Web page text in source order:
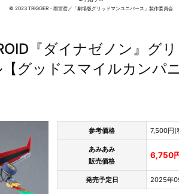
© 2023 TRIGGER・雨宮哲／「劇場版グリッドマンユニバース」製作委員会
『ダイナゼノン』グ
グッドスマイルカンパ
参考価格 7,500円(
あみあみ
販売価格
6,750
発売予定日 2025年